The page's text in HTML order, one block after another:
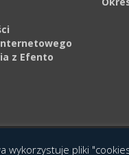
z Efento
reserved. Projekt i wykonanie
wykorzystuje pliki